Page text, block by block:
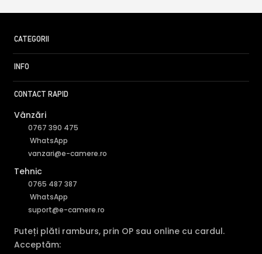
CATEGORII
INFO
CONTACT RAPID
Vânzări
0767 390 475
WhatsApp
vanzari@e-camere.ro
Tehnic
0765 487 387
WhatsApp
suport@e-camere.ro
Puteți plăti ramburs, prin OP sau online cu cardul.
Acceptăm: